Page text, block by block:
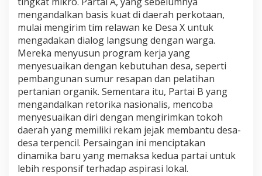
mengandalkan basis kuat di daerah perkotaan,
mulai mengirim tim relawan ke Desa X untuk
mengadakan dialog langsung dengan warga.
Mereka menyusun program kerja yang
menyesuaikan dengan kebutuhan desa, seperti
pembangunan sumur resapan dan pelatihan
pertanian organik. Sementara itu, Partai B yang
mengandalkan retorika nasionalis, mencoba
menyesuaikan diri dengan mengirimkan tokoh
daerah yang memiliki rekam jejak membantu desa-
desa terpencil. Persaingan ini menciptakan
dinamika baru yang memaksa kedua partai untuk
lebih responsif terhadap aspirasi lokal.